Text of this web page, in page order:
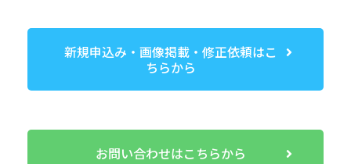
新規申込み・画像掲載・修正依頼はこ
ちらから
お問い合わせはこちらから